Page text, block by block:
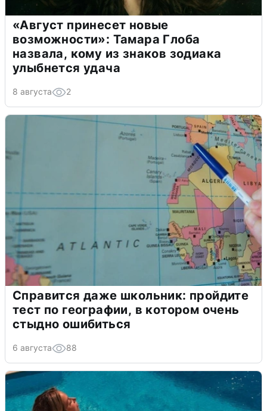
«Август принесет новые
возможности»: Тамара Глоба
назвала, кому из знаков зодиака
улыбнется удача
8 августа 2
Справится даже школьник: пройдите
тест по географии, в котором очень
стыдно ошибиться
6 августа 88